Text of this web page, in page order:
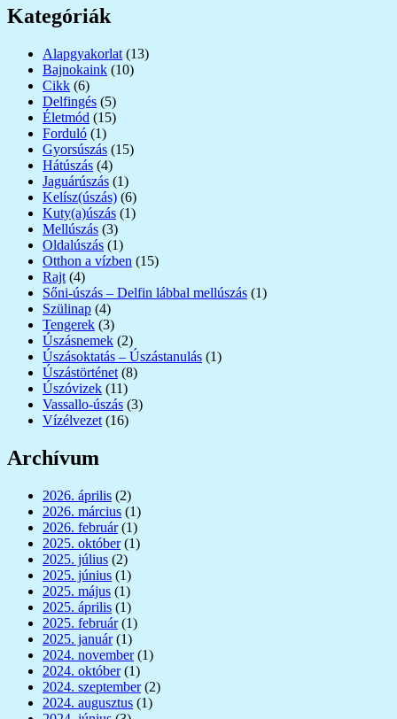
Kategóriák
Alapgyakorlat (13)
Bajnokaink (10)
Cikk (6)
Delfingés (5)
Életmód (15)
Forduló (1)
Gyorsúszás (15)
Hátúszás (4)
Jaguárúszás (1)
Kelísz(úszás) (6)
Kuty(a)úszás (1)
Mellúszás (3)
Oldalúszás (1)
Otthon a vízben (15)
Rajt (4)
Sőni-úszás – Delfin lábbal mellúszás (1)
Szülinap (4)
Tengerek (3)
Úszásnemek (2)
Úszásoktatás – Úszástanulás (1)
Úszástörténet (8)
Úszóvizek (11)
Vassallo-úszás (3)
Vízélvezet (16)
Archívum
2026. április (2)
2026. március (1)
2026. február(1)
2025. október(1)
2025. július (2)
2025. június (1)
2025. május (1)
2025. április (1)
2025. február(1)
2025. január(1)
2024. november(1)
2024. október(1)
2024. szeptember(2)
2024. augusztus (1)